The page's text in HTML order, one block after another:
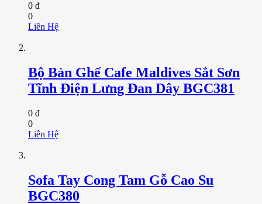
0 đ
0
Liên Hệ
Bộ Bàn Ghế Cafe Maldives Sắt Sơn
Tĩnh Điện Lưng Đan Dây BGC381
0 đ
0
Liên Hệ
Sofa Tay Cong Tam Gỗ Cao Su
BGC380